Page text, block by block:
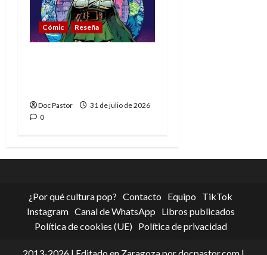
Cómic Reseña
Doc Pastor
31 de julio de 2026
0
¿Por qué cultura pop? Contacto Equipo
TikTok
Instagram Canal de WhatsApp
Libros publicados
Política de cookies (UE)
Política de privacidad